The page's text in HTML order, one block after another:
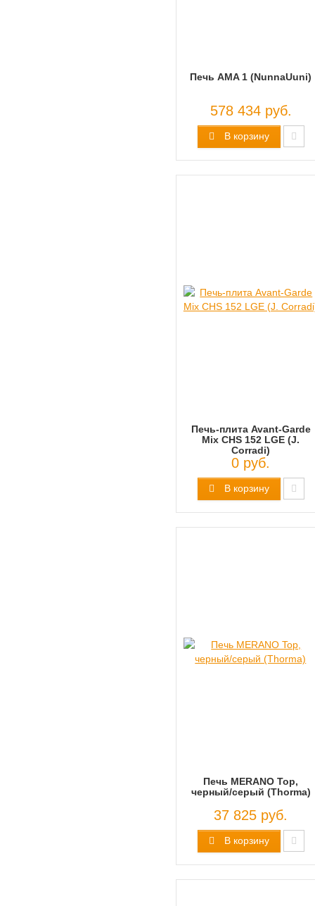
Печь AMA 1 (NunnaUuni)
578 434 руб.
В корзину
Печь-плита Avant-Garde
Mix CHS 152 LGE (J.
Corradi)
0 руб.
В корзину
Печь MERANO Top,
черный/серый (Thorma)
37 825 руб.
В корзину